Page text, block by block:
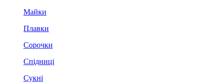
Майки
Плавки
Сорочки
Спідниці
Сукні